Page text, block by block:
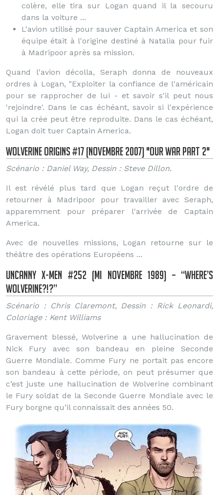
colère, elle tira sur Logan quand il la secouru
dans la voiture ...
L'avion utilisé pour sauver Captain America et son
équipe était à l'origine destiné à Natalia pour fuir
à Madripoor après sa mission.
Quand l'avion décolla, Seraph donna de nouveaux
ordres à Logan, "Exploiter la confiance de l'américain
pour se rapprocher de lui - et savoir s'il peut nous
'rejoindre'. Dans le cas échéant, savoir si l'expérience
qui la crée peut être reproduite. Dans le cas échéant,
Logan doit tuer Captain America.
Wolverine Origins #17 (Novembre 2007) "Our War part 2"
Scénario : Daniel Way, Dessin : Steve Dillon.
Il est révélé plus tard que Logan reçut l'ordre de
retourner à Madripoor pour travailler avec Seraph,
apparemment pour préparer l'arrivée de Captain
America.
Avec de nouvelles missions, Logan retourne sur le
théâtre des opérations Européens ...
Uncanny X-Men #252 (Mi Novembre 1989) – “Where’s
Wolverine?!?”
Scénario : Chris Claremont, Dessin : Rick Leonardi,
Coloriage : Kent Williams
Gravement blessé, Wolverine a une hallucination de
Nick Fury avec son bandeau en pleine Seconde
Guerre Mondiale. Comme Fury ne portait pas encore
son bandeau à cette période, on peut présumer que
c’est juste une hallucination de Wolverine combinant
le Fury soldat de la Seconde Guerre Mondiale avec le
Fury borgne qu’il connaissait des années 50.